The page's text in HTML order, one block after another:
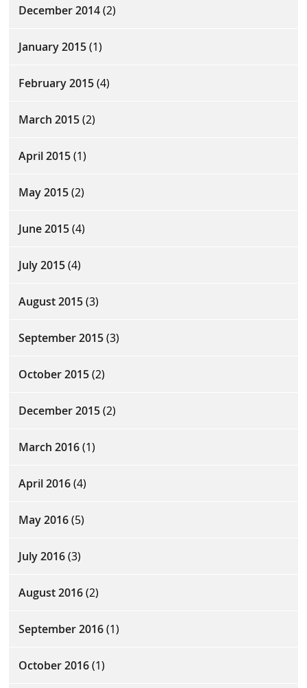
December 2014(2)
January 2015(1)
February 2015(4)
March 2015(2)
April 2015(1)
May 2015(2)
June 2015(4)
July 2015(4)
August 2015(3)
September 2015(3)
October 2015(2)
December 2015(2)
March 2016(1)
April 2016(4)
May 2016(5)
July 2016(3)
August 2016(2)
September 2016(1)
October 2016(1)